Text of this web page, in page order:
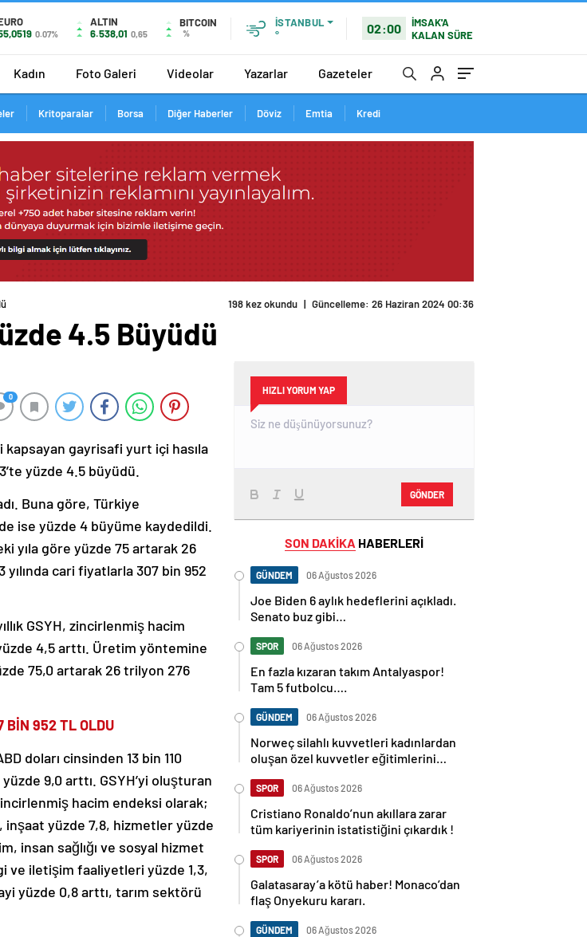
0.07%
ALTIN
6.538,01 0,65
BITCOIN
%
İSTANBUL
°
02:00
İMSAK'A
KALAN SÜRE
Kadın Foto Galeri Videolar Yazarlar Gazeteler
Kritoparalar Borsa Diğer Haberler Döviz Emtia Kredi
198 kez okundu | Güncelleme: 26 Haziran 2024 00:36
4.5 Büyüdü
0
gayrisafi yurt içi hasıla
yüzde 4.5 büyüdü.
Buna göre, Türkiye
ise yüzde 4 büyüme kaydedildi.
yıla göre yüzde 75 artarak 26
cari fiyatlarla 307 bin 952
GSYH, zincirlenmiş hacim
4,5 arttı. Üretim yöntemine
75,0 artarak 26 trilyon 276
BİN 952 TL OLDU
doları cinsinden 13 bin 110
9,0 arttı. GSYH’yi oluşturan
hacim endeksi olarak;
yüzde 7,8, hizmetler yüzde
insan sağlığı ve sosyal hizmet
ve iletişim faaliyetleri yüzde 1,3,
yüzde 0,8 arttı, tarım sektörü
HIZLI YORUM YAP
GÖNDER
SON DAKİKA HABERLERİ
GÜNDEM 06 Ağustos 2026
Joe Biden 6 aylık hedeflerini açıkladı.
Senato buz gibi…
SPOR 06 Ağustos 2026
En fazla kızaran takım Antalyaspor!
Tam 5 futbolcu….
GÜNDEM 06 Ağustos 2026
Norweç silahlı kuvvetleri kadınlardan
oluşan özel kuvvetler eğitimlerini
SPOR 06 Ağustos 2026
Cristiano Ronaldo’nun akıllara zarar
tüm kariyerinin istatistiğini çıkardık !
SPOR 06 Ağustos 2026
Galatasaray’a kötü haber! Monaco’dan
flaş Onyekuru kararı.
GÜNDEM 06 Ağustos 2026